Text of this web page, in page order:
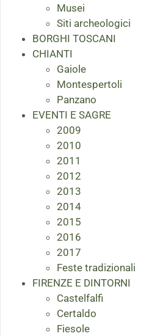
Musei
Siti archeologici
BORGHI TOSCANI
CHIANTI
Gaiole
Montespertoli
Panzano
EVENTI E SAGRE
2009
2010
2011
2012
2013
2014
2015
2016
2017
Feste tradizionali
FIRENZE E DINTORNI
Castelfalfi
Certaldo
Fiesole